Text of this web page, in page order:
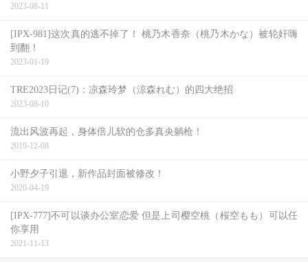
2023-08-11
[IPX-981]这次真的逃不掉了！ 桃乃木香奈（桃乃木かな）被轮奸嗨
到翻！
2023-01-19
TRE2023日记(7)：凉森玲梦（涼森れむ）的四大绝招
2023-08-10
流出风波再起，身体倍儿软的仓多真央躺枪！
2019-12-08
小野夕子引退，新作品封面被修改！
2020-04-19
[IPX-777]不可以谈办公室恋爱 但是上司樱空桃（桜空もも）可以任
你享用
2021-11-13